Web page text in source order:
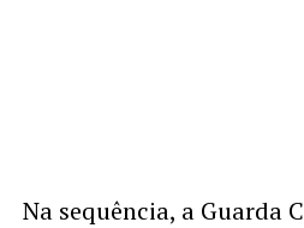
Na sequência, a Guarda